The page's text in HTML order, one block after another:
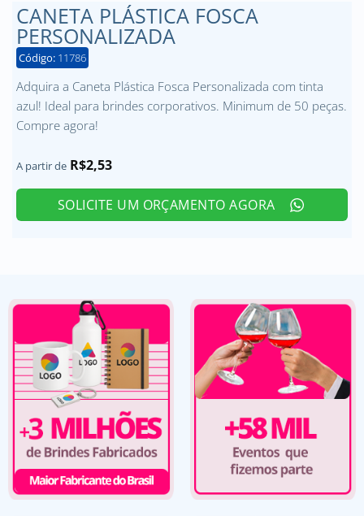
CANETA PLÁSTICA FOSCA
PERSONALIZADA
Código: 11786
Adquira a Caneta Plástica Fosca Personalizada com tinta
azul! Ideal para brindes corporativos. Minimum de 50 peças.
Compre agora!
A partir de R$2,53
SOLICITE UM ORÇAMENTO AGORA